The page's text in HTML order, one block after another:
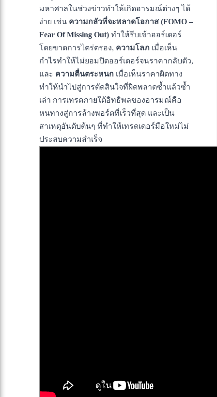
มหาศาลในช่วงข่าวทำให้เกิดอารมณ์ต่างๆ ได้
ง่าย เช่น ความกลัวที่จะพลาดโอกาส (FOMO –
Fear Of Missing Out) ทำให้รีบเข้าออร์เดอร์
โดยขาดการไตร่ตรอง, ความโลภ เมื่อเห็น
กำไรทำให้ไม่ยอมปิดออร์เดอร์จนราคากลับตัว,
และ ความตื่นตระหนก เมื่อเห็นราคาผิดทาง
ทำให้นำไปสู่การตัดสินใจที่ผิดพลาดซ้ำแล้วซ้ำ
เล่า การเทรดภายใต้อิทธิพลของอารมณ์คือ
หนทางสู่การล้างพอร์ตที่เร็วที่สุด และเป็น
สาเหตุอันดับต้นๆ ที่ทำให้เทรดเดอร์มือใหม่ไม่
ประสบความสำเร็จ